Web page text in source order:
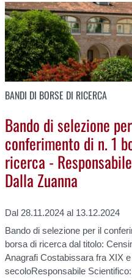
BANDI DI BORSE DI RICERCA
Bando di selezione
conferimento di n. 1
ricerca -
Dalla Zuanna
Dal 28.11.2024 al 13.12.2024
Bando di selezione per il
borsa di ricerca dal titolo:
Anagrafi Costabissara fra XIX
secoloResponsabile